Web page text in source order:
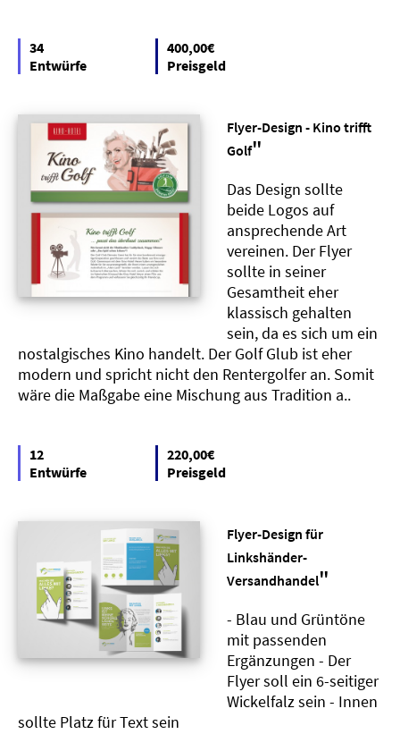
34
Entwürfe
400,00€
Preisgeld
Flyer-Design - Kino trifft
Golf"
Das Design sollte
beide Logos auf
ansprechende Art
vereinen. Der Flyer
sollte in seiner
Gesamtheit eher
klassisch gehalten
sein, da es sich um ein
nostalgisches Kino handelt. Der Golf Glub ist eher
modern und spricht nicht den Rentergolfer an. Somit
wäre die Maßgabe eine Mischung aus Tradition a..
12
Entwürfe
220,00€
Preisgeld
Flyer-Design für
Linkshänder-
Versandhandel"
- Blau und Grüntöne
mit passenden
Ergänzungen - Der
Flyer soll ein 6-seitiger
Wickelfalz sein - Innen
sollte Platz für Text sein